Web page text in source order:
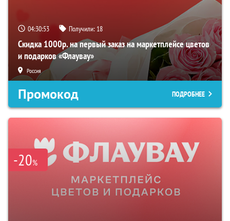
04:30:52 Получили: 18
Скидка 1000р. на первый заказ на маркетплейсе цветов
и подарков «Флаувау»
Россия
Промокод ПОДРОБНЕЕ
-20%